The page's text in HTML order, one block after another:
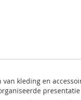
kleding en